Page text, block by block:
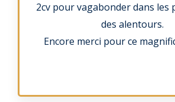
2cv pour vagabonder dans les
des alentours.
Encore merci pour ce